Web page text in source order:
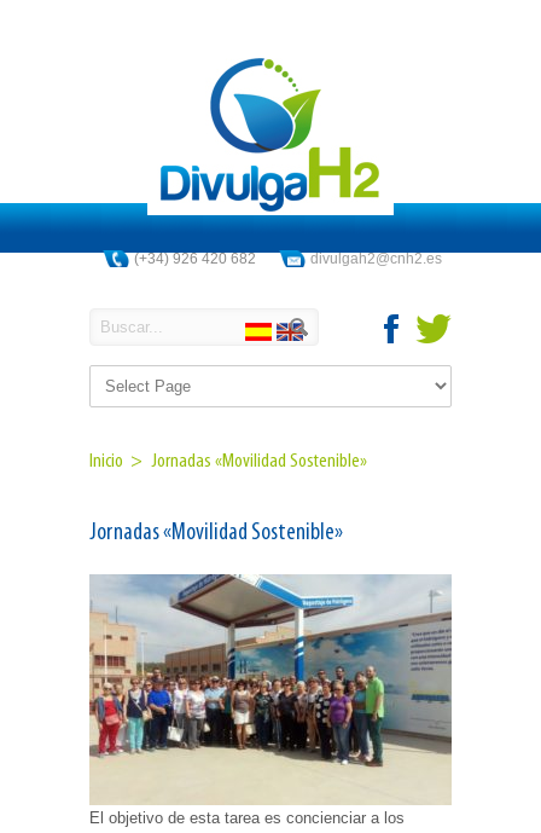
(+34) 926 420 682 divulgah2@cnh2.es
Inicio > Jornadas «Movilidad Sostenible»
Jornadas «Movilidad Sostenible»
El objetivo de esta tarea es concienciar a los